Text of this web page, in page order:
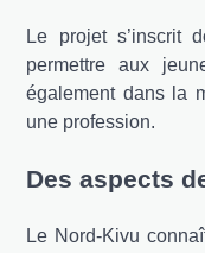
Le projet s’inscrit
permettre aux
également dans la
une profession.
Des aspects
Le Nord-Kivu